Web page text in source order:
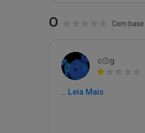
0 Com
c۞g
... Leia Mais